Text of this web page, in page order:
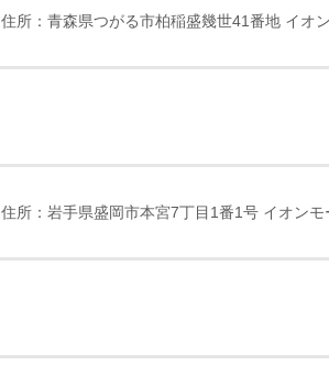
住所：青森県つがる市柏稲盛幾世41番地 イオ
住所：岩手県盛岡市本宮7丁目1番1号 イオンモ